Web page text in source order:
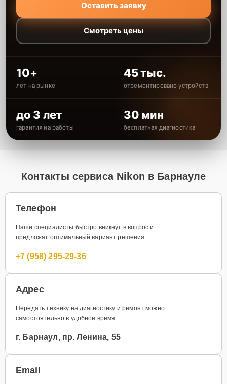
Оставить заявку
Смотреть цены
10+
лет на рынке
45 тыс.
отремонтировано устройств
до 3 лет
гарантия на работы
30 мин
бесплатная диагностика
Контакты сервиса Nikon в Барнауле
Телефон
Наши специалисты быстро вникнут в вопрос и
предложат оптимальный вариант решения
+7 (958) 295-29-36
Адрес
Передать технику на диагностику и ремонт можно
самостоятельно в удобное время
г. Барнаул, пр. Ленина, 55
Email